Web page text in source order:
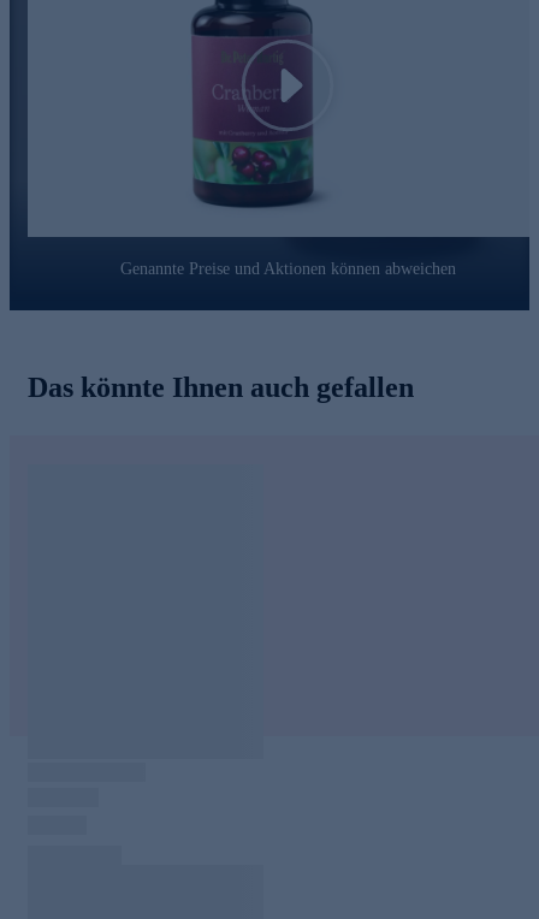
Gemeinsam mit seinem Wissenschaftsteam lässt er altes Wissen
und moderne Forschung harmonisch zusammenfließen. Diese
Erfahrung stellt er stets in den Dienst von sich und seinen
Play
Genannte Preise und Aktionen können abweichen
Das könnte Ihnen auch gefallen